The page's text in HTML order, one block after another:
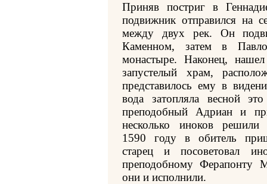
Приняв постриг в
подвижник отправился на
между двух рек. Он
Каменном, затем в
монастыре. Наконец,
запустелый храм,
представилось ему в
вода затопляла весной
преподобный Адриан и
несколько иноков решили
1590 году в обитель
старец и посоветовал
преподобному Ферапонту
они и исполнили.